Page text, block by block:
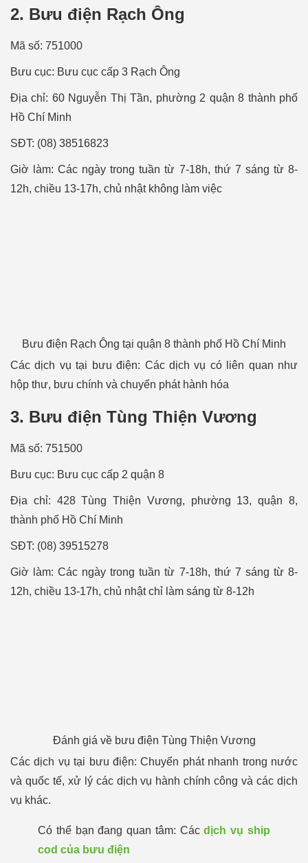
2. Bưu điện Rạch Ông
Mã số: 751000
Bưu cục: Bưu cục cấp 3 Rạch Ông
Địa chỉ: 60 Nguyễn Thị Tần, phường 2 quận 8 thành phố
Hồ Chí Minh
SÐT: (08) 38516823
Giờ làm: Các ngày trong tuần từ 7-18h, thứ 7 sáng từ 8-
12h, chiều 13-17h, chủ nhật không làm việc
Bưu điện Rạch Ông tại quận 8 thành phố Hồ Chí Minh
Các dịch vụ tại bưu điện: Các dịch vụ có liên quan như
hộp thư, bưu chính và chuyển phát hành hóa
3. Bưu điện Tùng Thiện Vương
Mã số: 751500
Bưu cục: Bưu cục cấp 2 quận 8
Địa chỉ: 428 Tùng Thiện Vương, phường 13, quận 8,
thành phố Hồ Chí Minh
SÐT: (08) 39515278
Giờ làm: Các ngày trong tuần từ 7-18h, thứ 7 sáng từ 8-
12h, chiều 13-17h, chủ nhật chỉ làm sáng từ 8-12h
Đánh giá về bưu điện Tùng Thiện Vương
Các dịch vụ tại bưu điện: Chuyển phát nhanh trong nước
và quốc tế, xử lý các dịch vụ hành chính công và các dịch
vụ khác.
Có thể bạn đang quan tâm: Cácdịch vụ ship
cod của bưu điện